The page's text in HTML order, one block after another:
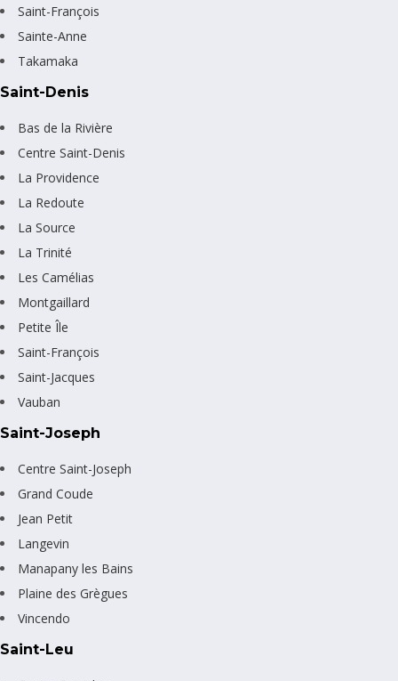
Saint-François
Sainte-Anne
Takamaka
Saint-Denis
Bas de la Rivière
Centre Saint-Denis
La Providence
La Redoute
La Source
La Trinité
Les Camélias
Montgaillard
Petite Île
Saint-François
Saint-Jacques
Vauban
Saint-Joseph
Centre Saint-Joseph
Grand Coude
Jean Petit
Langevin
Manapany les Bains
Plaine des Grègues
Vincendo
Saint-Leu